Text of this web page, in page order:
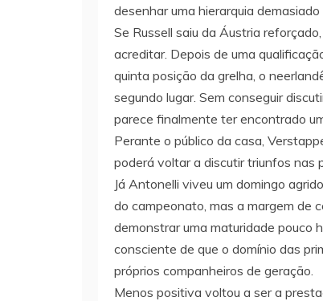
desenhar uma hierarquia demasiado
Se Russell saiu da Áustria
acreditar. Depois de uma
quinta posição da grelha, o
segundo lugar. Sem conseguir
parece finalmente ter encontrado
Perante o público da casa,
poderá voltar a discutir triunfos nas
Já Antonelli viveu um domingo
do campeonato, mas a margem de
demonstrar uma maturidade pouco
consciente de que o domínio das
próprios companheiros de geração.
Menos positiva voltou a ser a